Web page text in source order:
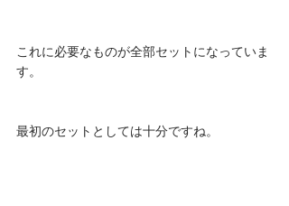
これに必要なものが全部セットになっていま
す。
最初のセットとしては十分ですね。